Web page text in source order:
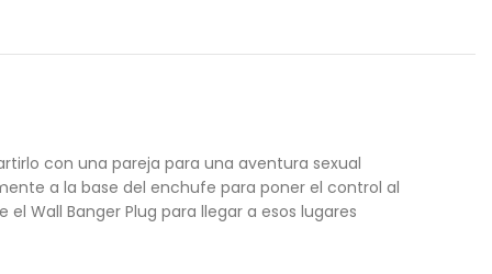
con una pareja para una aventura sexual
a la base del enchufe para poner el control al
Wall Banger Plug para llegar a esos lugares